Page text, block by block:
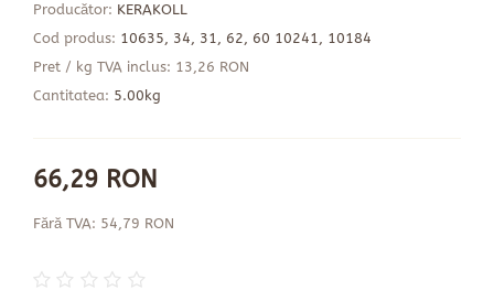
Producător: KERAKOLL
Cod produs: 10635, 34, 31, 62, 60 10241, 10184
Pret / kg TVA inclus: 13,26 RON
Cantitatea: 5.00kg
66,29 RON
Fără TVA: 54,79 RON